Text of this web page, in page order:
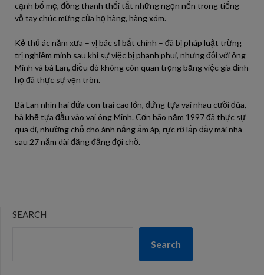
cạnh bố mẹ, đồng thanh thổi tắt những ngọn nến trong tiếng
vỗ tay chúc mừng của họ hàng, hàng xóm.
Kẻ thủ ác năm xưa – vị bác sĩ bất chính – đã bị pháp luật trừng
trị nghiêm minh sau khi sự việc bị phanh phui, nhưng đối với ông
Minh và bà Lan, điều đó không còn quan trọng bằng việc gia đình
họ đã thực sự vẹn tròn.
Bà Lan nhìn hai đứa con trai cao lớn, đứng tựa vai nhau cười đùa,
bà khẽ tựa đầu vào vai ông Minh. Cơn bão năm 1997 đã thực sự
qua đi, nhường chỗ cho ánh nắng ấm áp, rực rỡ lấp đầy mái nhà
sau 27 năm dài đằng đẵng đợi chờ.
SEARCH
Search